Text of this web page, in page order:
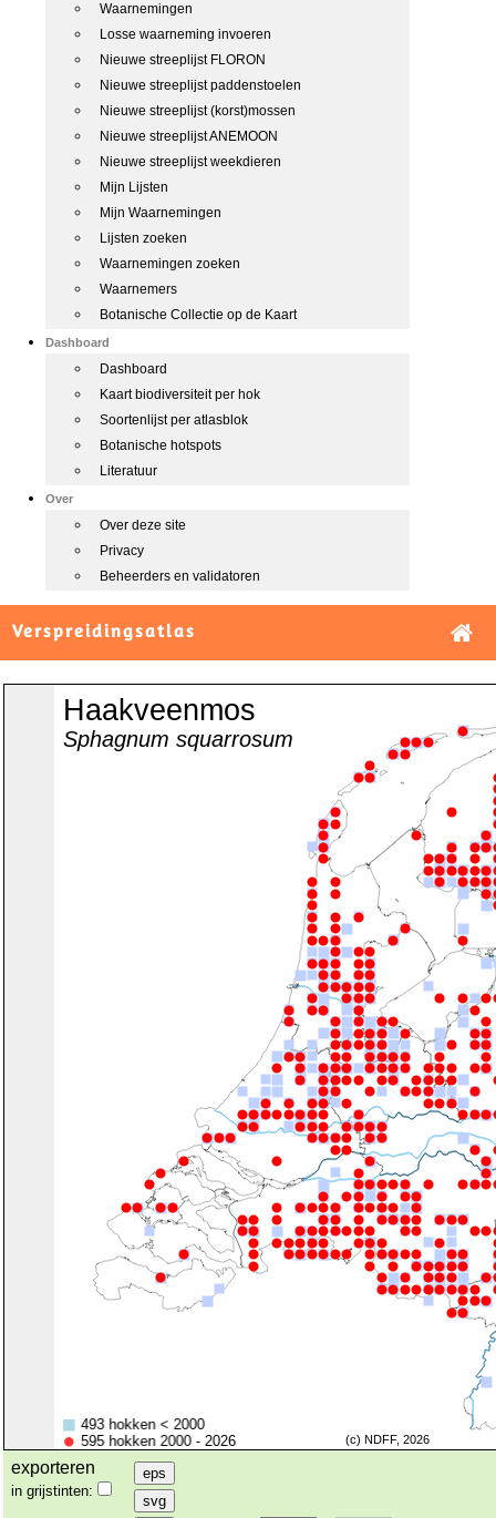
Waarnemingen
Losse waarneming invoeren
Nieuwe streeplijst FLORON
Nieuwe streeplijst paddenstoelen
Nieuwe streeplijst (korst)mossen
Nieuwe streeplijst ANEMOON
Nieuwe streeplijst weekdieren
Mijn Lijsten
Mijn Waarnemingen
Lijsten zoeken
Waarnemingen zoeken
Waarnemers
Botanische Collectie op de Kaart
Dashboard
Dashboard
Kaart biodiversiteit per hok
Soortenlijst per atlasblok
Botanische hotspots
Literatuur
Over
Over deze site
Privacy
Beheerders en validatoren
Verspreidingsatlas